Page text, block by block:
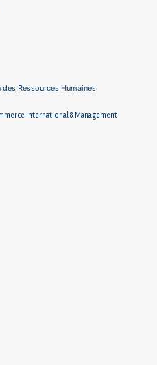
Ressources Humaines
international & Management